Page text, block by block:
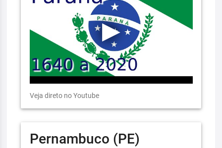
Veja direto no Youtube
Pernambuco (PE)